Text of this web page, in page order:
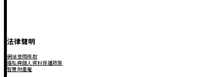
法律聲明
網站使用條款
隱私與個人資料保護政策
智慧財產權